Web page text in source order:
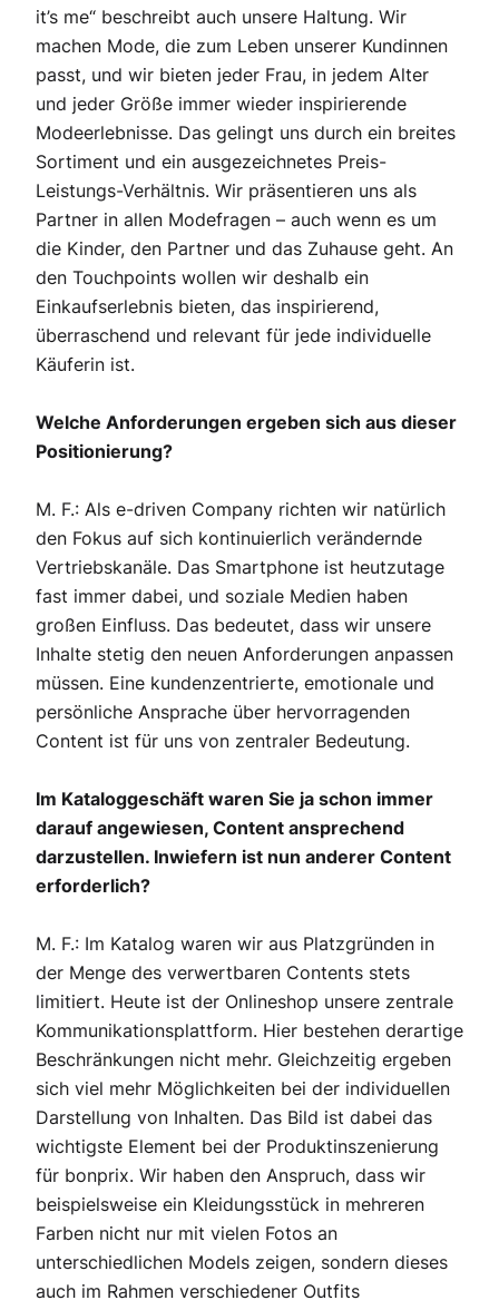
it’s me“ beschreibt auch unsere Haltung. Wir
machen Mode, die zum Leben unserer Kundinnen
passt, und wir bieten jeder Frau, in jedem Alter
und jeder Größe immer wieder inspirierende
Modeerlebnisse. Das gelingt uns durch ein breites
Sortiment und ein ausgezeichnetes Preis-
Leistungs-Verhältnis. Wir präsentieren uns als
Partner in allen Modefragen – auch wenn es um
die Kinder, den Partner und das Zuhause geht. An
den Touchpoints wollen wir deshalb ein
Einkaufserlebnis bieten, das inspirierend,
überraschend und relevant für jede individuelle
Käuferin ist.
Welche Anforderungen ergeben sich aus dieser
Positionierung?
M. F.: Als e-driven Company richten wir natürlich
den Fokus auf sich kontinuierlich verändernde
Vertriebskanäle. Das Smartphone ist heutzutage
fast immer dabei, und soziale Medien haben
großen Einfluss. Das bedeutet, dass wir unsere
Inhalte stetig den neuen Anforderungen anpassen
müssen. Eine kundenzentrierte, emotionale und
persönliche Ansprache über hervorragenden
Content ist für uns von zentraler Bedeutung.
Im Kataloggeschäft waren Sie ja schon immer
darauf angewiesen, Content ansprechend
darzustellen. Inwiefern ist nun anderer Content
erforderlich?
M. F.: Im Katalog waren wir aus Platzgründen in
der Menge des verwertbaren Contents stets
limitiert. Heute ist der Onlineshop unsere zentrale
Kommunikationsplattform. Hier bestehen derartige
Beschränkungen nicht mehr. Gleichzeitig ergeben
sich viel mehr Möglichkeiten bei der individuellen
Darstellung von Inhalten. Das Bild ist dabei das
wichtigste Element bei der Produktinszenierung
für bonprix. Wir haben den Anspruch, dass wir
beispielsweise ein Kleidungsstück in mehreren
Farben nicht nur mit vielen Fotos an
unterschiedlichen Models zeigen, sondern dieses
auch im Rahmen verschiedener Outfits